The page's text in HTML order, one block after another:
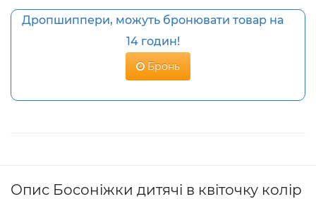
Дропшиппери, можуть бронювати товар на
14 годин!
Бронь
Опис Босоніжки дитячі в квіточку колір